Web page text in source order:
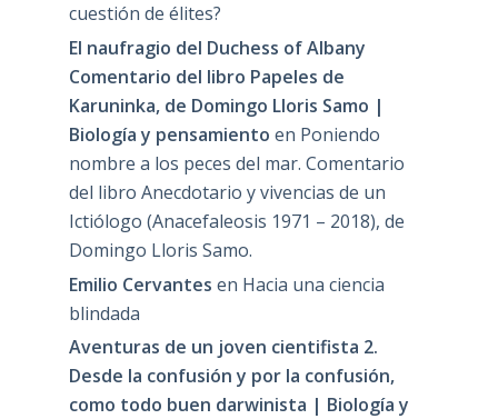
cuestión de élites?
El naufragio del Duchess of Albany
Comentario del libro Papeles de
Karuninka, de Domingo Lloris Samo |
Biología y pensamiento en Poniendo
nombre a los peces del mar. Comentario
del libro Anecdotario y vivencias de un
Ictiólogo (Anacefaleosis 1971 – 2018), de
Domingo Lloris Samo.
Emilio Cervantes en Hacia una ciencia
blindada
Aventuras de un joven cientifista 2.
Desde la confusión y por la confusión,
como todo buen darwinista | Biología y